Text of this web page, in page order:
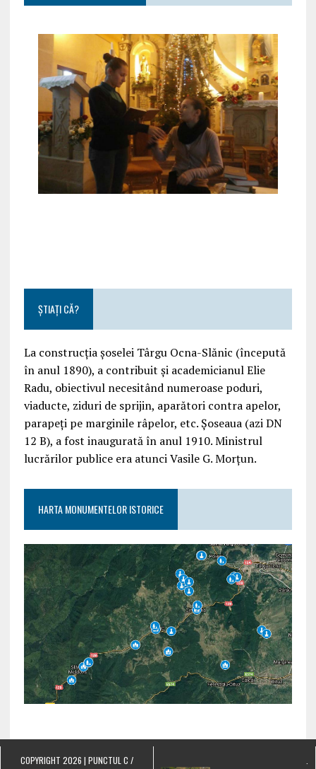
ȘTIAȚI CĂ?
La construcția șoselei Târgu Ocna-Slănic (începută
în anul 1890), a contribuit și academicianul Elie
Radu, obiectivul necesitând numeroase poduri,
viaducte, ziduri de sprijin, aparători contra apelor,
parapeți pe marginile râpelor, etc. Șoseaua (azi DN
12 B), a fost inaugurată în anul 1910. Ministrul
lucrărilor publice era atunci Vasile G. Morțun.
HARTA MONUMENTELOR ISTORICE
COPYRIGHT 2026 | PUNCTUL C /